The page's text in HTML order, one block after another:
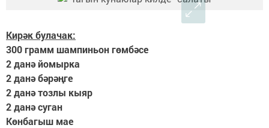
Кирәк булачак:
300 грамм шампиньон гөмбәсе
2 данә йомырка
2 данә бәрәңге
2 данә тозлы кыяр
2 данә суган
Көнбагыш мае